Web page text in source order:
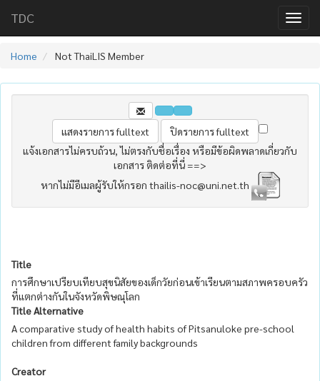
TDC
Home Not ThaiLIS Member
แจ้งเอกสารไม่ครบถ้วน, ไม่ตรงกับชื่อเรื่อง หรือมีข้อผิดพลาดเกี่ยวกับ
เอกสาร ติดต่อที่นี่ ==>
หากไม่มีอีเมลผู้รับให้กรอก thailis-noc@uni.net.th
Title
การศึกษาเปรียบเทียบสุขนิสัยของเด็กวัยก่อนเข้าเรียนตามสภาพครอบครัว
ที่แตกต่างกันในจังหวัดพิษณุโลก
Title Alternative
A comparative study of health habits of Pitsanuloke pre-school
children from different family backgrounds
Creator